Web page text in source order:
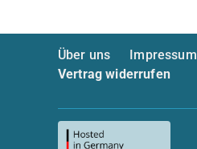
Über uns Impressum
Vertrag widerrufen